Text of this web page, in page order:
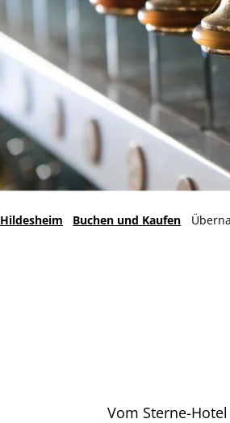
Hildesheim Buchen und Kaufen
Vom Sterne-